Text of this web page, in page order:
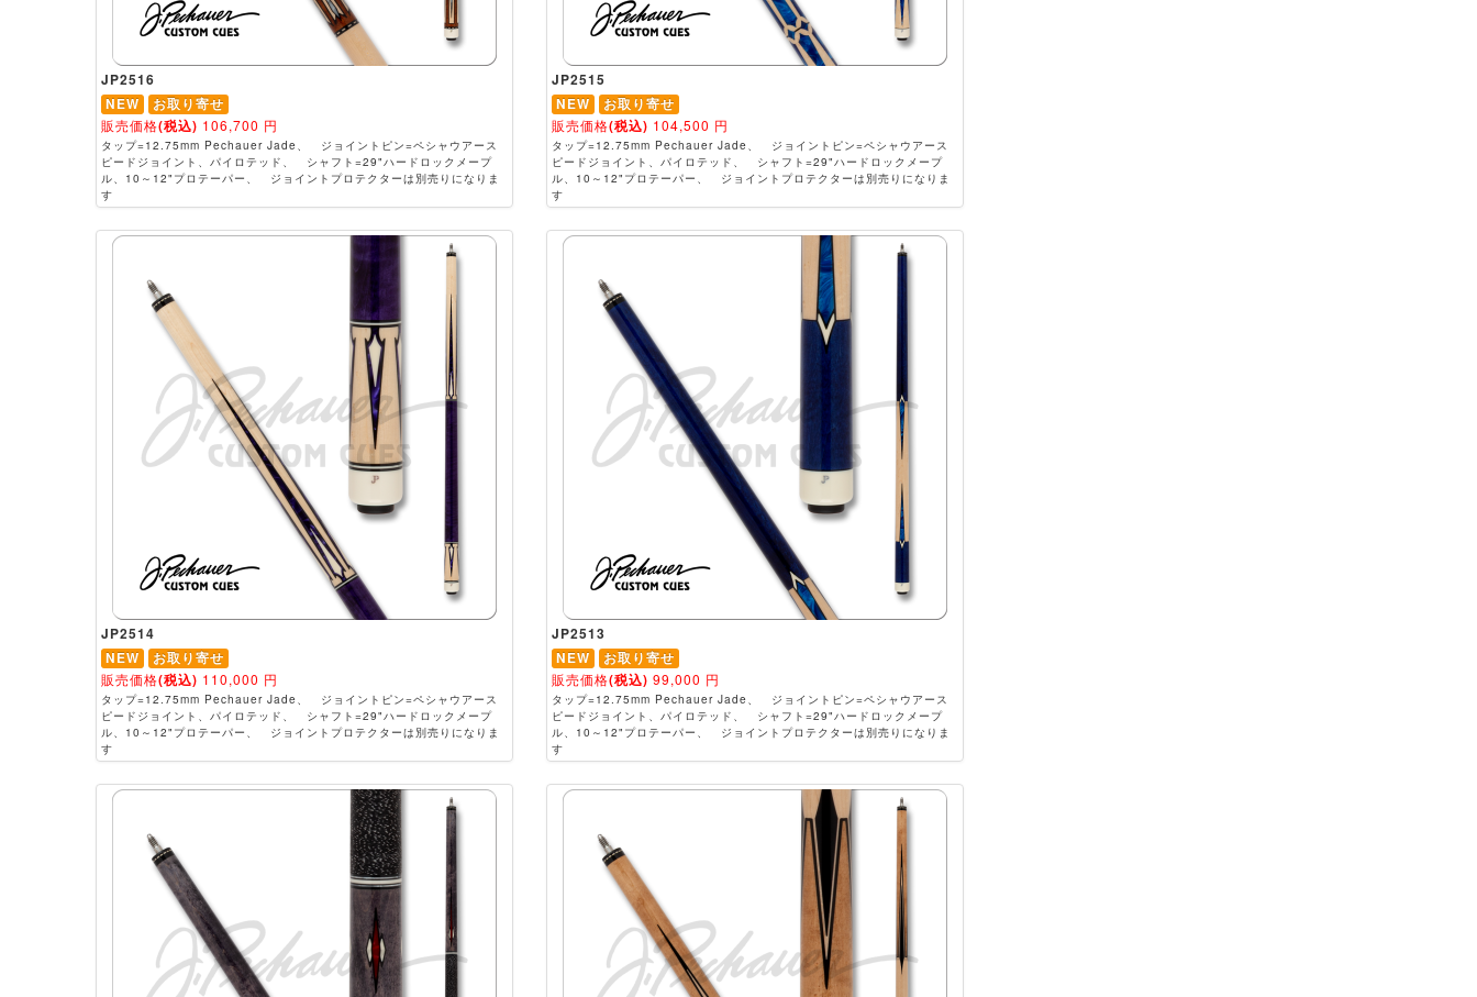
JP2516
NEW
お取り寄せ
販売価格(税込) 106,700 円
タップ=12.75mm Pechauer Jade、 ジョイントピン=ペシャウアース
ピードジョイント、パイロテッド、 シャフト=29"ハードロックメープ
ル、10～12"プロテーパー、 ジョイントプロテクターは別売りになりま
す
JP2515
NEW
お取り寄せ
販売価格(税込) 104,500 円
タップ=12.75mm Pechauer Jade、 ジョイントピン=ペシャウアース
ピードジョイント、パイロテッド、 シャフト=29"ハードロックメープ
ル、10～12"プロテーパー、 ジョイントプロテクターは別売りになりま
す
JP2514
NEW
お取り寄せ
販売価格(税込) 110,000 円
タップ=12.75mm Pechauer Jade、 ジョイントピン=ペシャウアース
ピードジョイント、パイロテッド、 シャフト=29"ハードロックメープ
ル、10～12"プロテーパー、 ジョイントプロテクターは別売りになりま
す
JP2513
NEW
お取り寄せ
販売価格(税込) 99,000 円
タップ=12.75mm Pechauer Jade、 ジョイントピン=ペシャウアース
ピードジョイント、パイロテッド、 シャフト=29"ハードロックメープ
ル、10～12"プロテーパー、 ジョイントプロテクターは別売りになりま
す